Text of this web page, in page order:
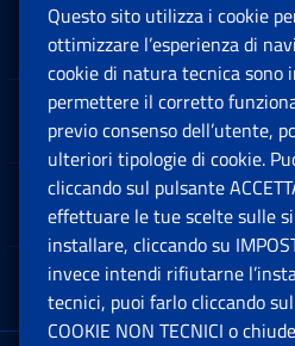
Sedi e Contatti
Software
Note Legali
App mobile
Questo sito utilizza i cookie
ottimizzare l’esperienza di
cookie di natura tecnica sono
permettere il corretto
previo consenso dell’utente,
ulteriori tipologie di cookie.
cliccando sul pulsante
effettuare le tue scelte sulle
installare, cliccando su
invece intendi rifiutarne
tecnici, puoi farlo cliccando
COOKIE NON TECNICI o